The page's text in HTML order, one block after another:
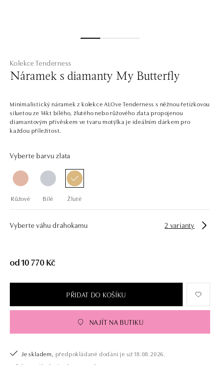
Kolekce Tenderness
Náramek s diamanty My Butterfly
Minimalistický náramek z kolekce ALOve Tenderness s něžnou řetízkovou
siluetou ze 14kt bílého, žlutého nebo růžového zlata propojenou
diamantovým přívěskem ve tvaru motýlka je ideálním dárkem pro
každou příležitost.
Vyberte barvu zlata
Růžové Bílé Žluté
Vyberte váhu drahokamu 2 varianty
od 10 770 Kč
PŘIDAT DO KOŠÍKU
NAJÍT NA BUTIKU
Je skladem, předpokládané dodání je už 18.08.2026.